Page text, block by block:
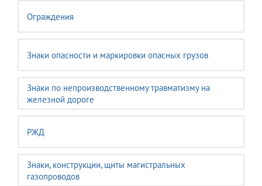
Ограждения
Знаки опасности и маркировки опасных грузов
Знаки по непроизводственному травматизму на
железной дороге
РЖД
Знаки, конструкции, щиты магистральных
газопроводов